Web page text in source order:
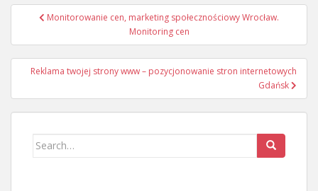
Nawigacja
Monitorowanie cen, marketing społecznościowy Wrocław.
Monitoring cen
Reklama twojej strony www – pozycjonowanie stron internetowych
Gdańsk
Search